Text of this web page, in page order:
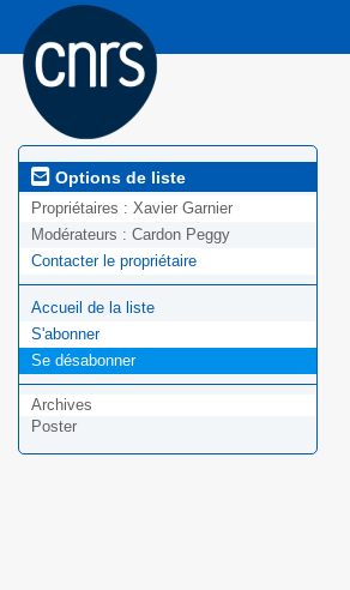
Options de liste
Propriétaires : Xavier Garnier
Modérateurs : Cardon Peggy
Contacter le propriétaire
Accueil de la liste
S'abonner
Se désabonner
Archives
Poster